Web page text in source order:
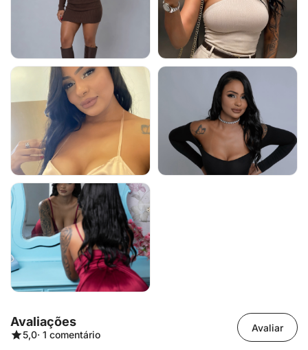
Avaliações
5,0· 1 comentário
Avaliar